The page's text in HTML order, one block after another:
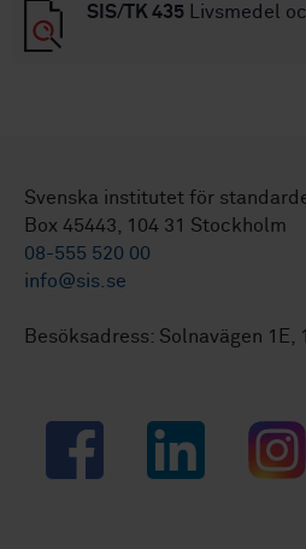
SIS/TK 435 Livsmedel
Svenska institutet för
Box 45443, 104 31 Stockholm
08-555 520 00
info@sis.se
Besöksadress: Solnavägen 1E,
Facebook LinkedIn